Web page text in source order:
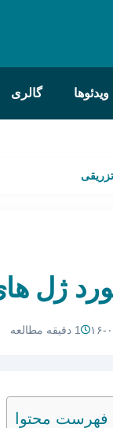
ویدئوها گالری
ژل
1 دقیقه مطالعه
فهرست محتوا